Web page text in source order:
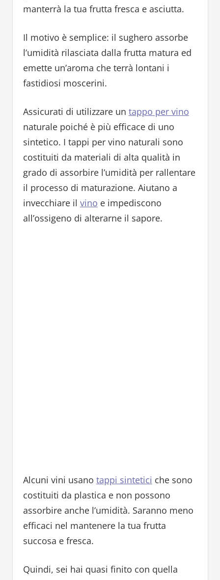
manterrà la tua frutta fresca e asciutta.
Il motivo è semplice: il sughero assorbe
l’umidità rilasciata dalla frutta matura ed
emette un’aroma che terrà lontani i
fastidiosi moscerini.
Assicurati di utilizzare un tappo per vino
naturale poiché è più efficace di uno
sintetico. I tappi per vino naturali sono
costituiti da materiali di alta qualità in
grado di assorbire l’umidità per rallentare
il processo di maturazione. Aiutano a
invecchiare il vino e impediscono
all’ossigeno di alterarne il sapore.
Alcuni vini usano tappi sintetici che sono
costituiti da plastica e non possono
assorbire anche l’umidità. Saranno meno
efficaci nel mantenere la tua frutta
succosa e fresca.
Quindi, sei hai quasi finito con quella